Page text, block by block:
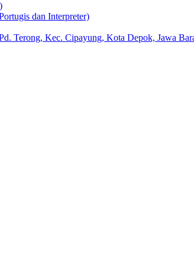
dan Interpreter)
Terong, Kec. Cipayung, Kota Depok, Jawa